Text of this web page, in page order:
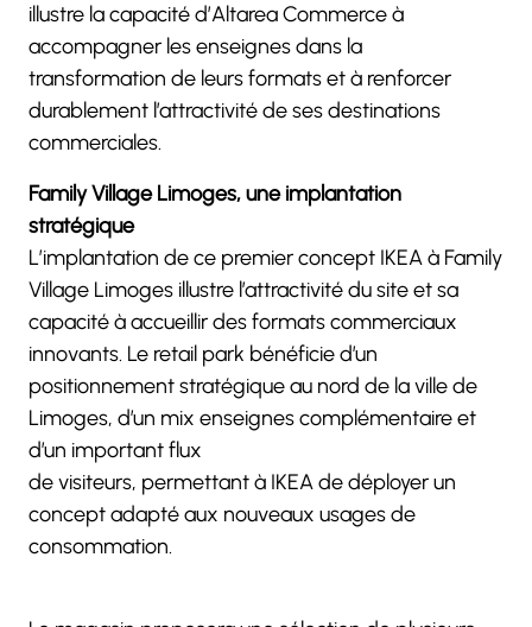
illustre la capacité d’Altarea Commerce à
accompagner les enseignes dans la
transformation de leurs formats et à renforcer
durablement l’attractivité de ses destinations
commerciales.
Family Village Limoges, une implantation
stratégique
L’implantation de ce premier concept IKEA à Family
Village Limoges illustre l’attractivité du site et sa
capacité à accueillir des formats commerciaux
innovants. Le retail park bénéficie d’un
positionnement stratégique au nord de la ville de
Limoges, d’un mix enseignes complémentaire et
d’un important flux
de visiteurs, permettant à IKEA de déployer un
concept adapté aux nouveaux usages de
consommation.